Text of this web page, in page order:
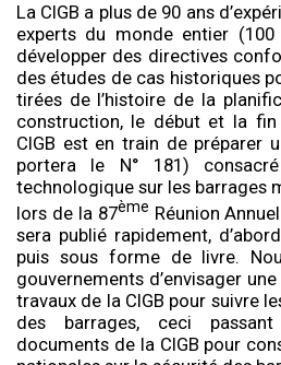
La CIGB a plus de 90 ans
experts du monde entier (100
développer des directives
des études de cas historiques
tirées de l’histoire de la
construction, le début et la fin
CIGB est en train de préparer
portera le N° 181)
technologique sur les barrages
lors de la 87ème Réunion
sera publié rapidement,
puis sous forme de livre.
gouvernements d’envisager
travaux de la CIGB pour suivre
des barrages, ceci
documents de la CIGB pour